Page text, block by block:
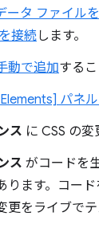
ータ ファイル
接続します。
動で追加するこ
パネ
ス に CSS の変
ス がコードを
ります。コー
更をライブでテ